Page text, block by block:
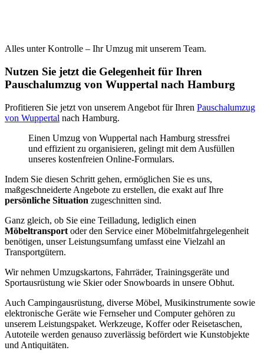
Alles unter Kontrolle – Ihr Umzug mit unserem Team.
Nutzen Sie jetzt die Gelegenheit für Ihren
Pauschalumzug von Wuppertal nach Hamburg
Profitieren Sie jetzt von unserem Angebot für Ihren Pauschalumzug
von Wuppertal nach Hamburg.
Einen Umzug von Wuppertal nach Hamburg stressfrei
und effizient zu organisieren, gelingt mit dem Ausfüllen
unseres kostenfreien Online-Formulars.
Indem Sie diesen Schritt gehen, ermöglichen Sie es uns,
maßgeschneiderte Angebote zu erstellen, die exakt auf Ihre
persönliche Situation zugeschnitten sind.
Ganz gleich, ob Sie eine Teilladung, lediglich einen
Möbeltransport oder den Service einer Möbelmitfahrgelegenheit
benötigen, unser Leistungsumfang umfasst eine Vielzahl an
Transportgütern.
Wir nehmen Umzugskartons, Fahrräder, Trainingsgeräte und
Sportausrüstung wie Skier oder Snowboards in unsere Obhut.
Auch Campingausrüstung, diverse Möbel, Musikinstrumente sowie
elektronische Geräte wie Fernseher und Computer gehören zu
unserem Leistungspaket. Werkzeuge, Koffer oder Reisetaschen,
Autoteile werden genauso zuverlässig befördert wie Kunstobjekte
und Antiquitäten.